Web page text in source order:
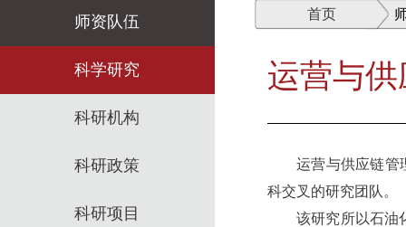
师资队伍
师资概述
教师名录
师资招聘
招聘启事
科学研究
科研机构
科研政策
科研项目
首页
运营与
运营与供应链管
科交叉的研究团队。
该研究所以石油